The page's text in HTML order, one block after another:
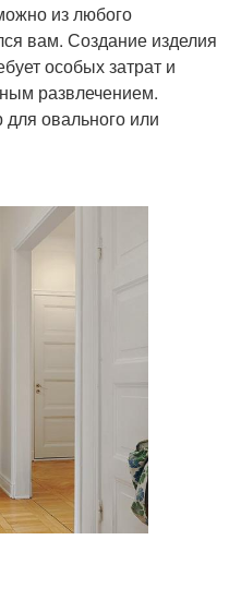
из любого
вам. Создание изделия
особых затрат и
развлечением.
овального или